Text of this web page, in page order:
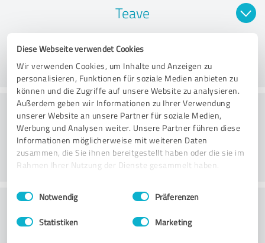
Diese Webseite verwendet Cookies
Wir verwenden Cookies, um Inhalte und Anzeigen zu
personalisieren, Funktionen für soziale Medien anbieten zu
können und die Zugriffe auf unsere Website zu analysieren.
Außerdem geben wir Informationen zu Ihrer Verwendung
unserer Website an unsere Partner für soziale Medien,
Werbung und Analysen weiter. Unsere Partner führen diese
Informationen möglicherweise mit weiteren Daten
zusammen, die Sie ihnen bereitgestellt haben oder die sie im
Rahmen Ihrer Nutzung der Dienste gesammelt haben.
Impressum Datenschutzbestimmungen
Einwilligungsauswahl
Notwendig Präferenzen
Statistiken Marketing
Teave
Veebileht
Klienditeenindus